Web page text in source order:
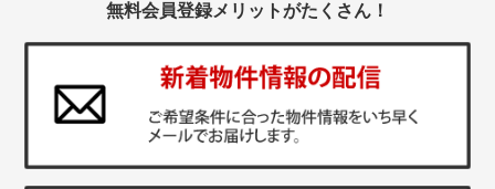
無料会員登録メリットがたくさん！